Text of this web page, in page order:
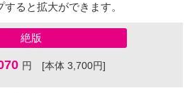
ると拡大ができます。
絶版
円 [本体 3,700円]